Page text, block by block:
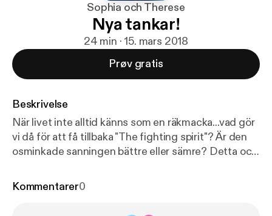
Sophia och Therese
Nya tankar!
24 min · 15. mars 2018
Prøv gratis
Beskrivelse
När livet inte alltid känns som en räkmacka...vad gör
vi då för att få tillbaka "The fighting spirit"? Är den
osminkade sanningen bättre eller sämre? Detta och
lyssna! See acast.com/privacy [
Kommentarer0